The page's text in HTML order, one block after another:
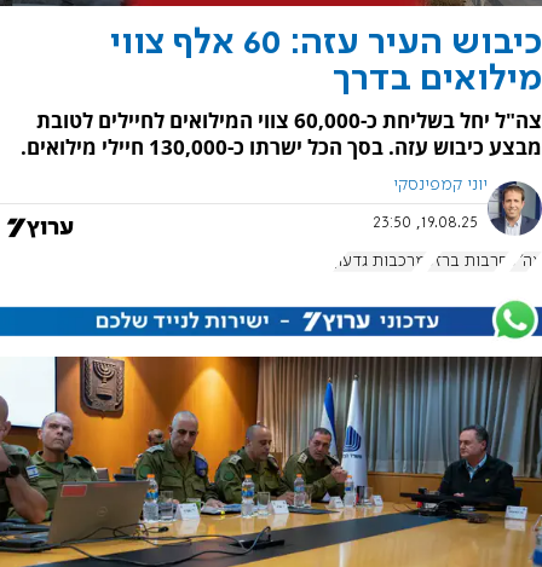
כיבוש העיר עזה: 60 אלף צווי
מילואים בדרך
צה"ל יחל בשליחת כ-60,000 צווי המילואים לחיילים לטובת
מבצע כיבוש עזה. בסך הכל ישרתו כ-130,000 חיילי מילואים.
יוני קמפינסקי
19.08.25, 23:50
צה"ל חרבות ברזל מרכבות גדעון